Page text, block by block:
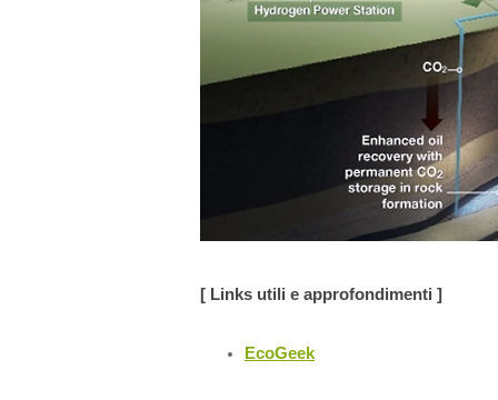
[ Links utili e approfondimenti ]
EcoGeek